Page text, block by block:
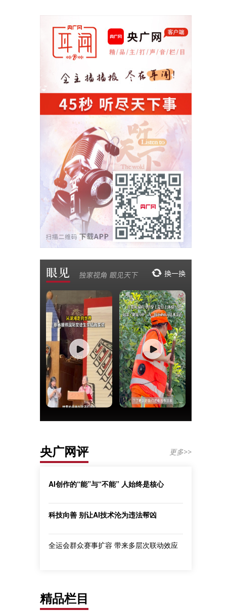
央广网评 更多>>
AI创作的“能”与“不能” 人始终是核心
科技向善 别让AI技术沦为违法帮凶
全运会群众赛事扩容 带来多层次联动效应
精品栏目